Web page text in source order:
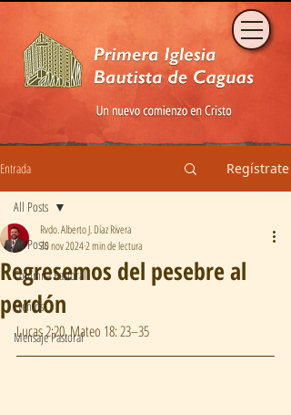
Entrada Regístrate
All Posts
Columna Pastoral
Eventos
Mensaje Pastoral
All Posts
Regresemos del pesebre al
perdón
Rvdo. Alberto J. Díaz Rivera
30 nov 20242 min de lectura
Lucas 2:20, Mateo 18: 23–35